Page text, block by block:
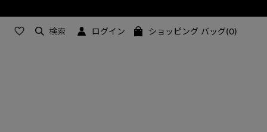
検索 ログイン ショッピング バッグ(0)